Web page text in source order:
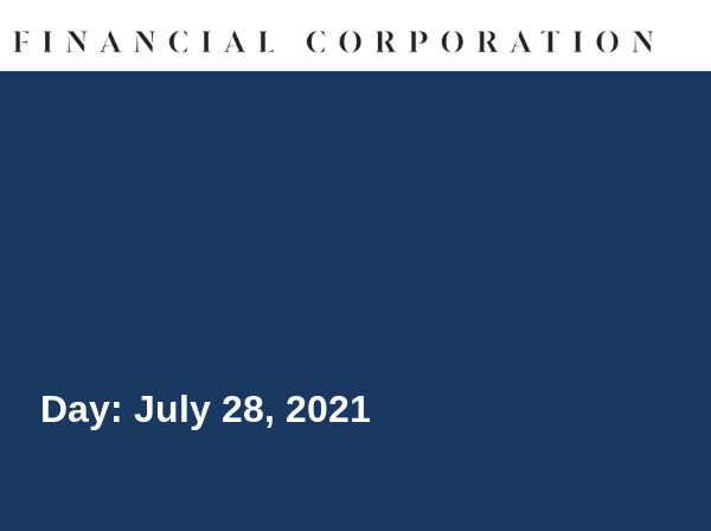
Day: July 28, 2021